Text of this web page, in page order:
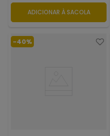
ADICIONAR À SACOLA
-40%